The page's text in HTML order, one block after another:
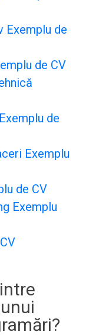
Exemplu de
de CV
de
Exemplu
de CV
Exemplu